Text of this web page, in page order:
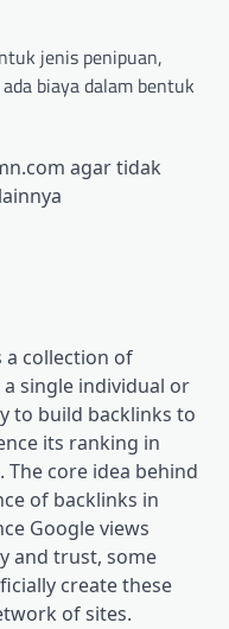
jenis penipuan,
biaya dalam bentuk
agar tidak
a collection of
single individual or
to build backlinks to
its ranking in
The core idea behind
of backlinks in
Google views
and trust, some
create these
of sites.